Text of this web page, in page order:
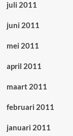
juli 2011
juni 2011
mei 2011
april 2011
maart 2011
februari 2011
januari 2011